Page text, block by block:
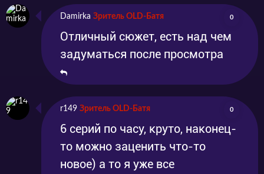
Damirka Зритель OLD-Батя 0
Отличный сюжет, есть над чем
задуматься после просмотра
r149 Зритель OLD-Батя 0
6 серий по часу, круто, наконец-
то можно заценить что-то
новое) а то я уже все